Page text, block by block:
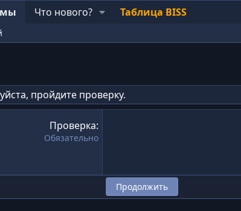
Что нового? Таблица BISS
пройдите проверку.
Проверка
Обязательно
Продолжить